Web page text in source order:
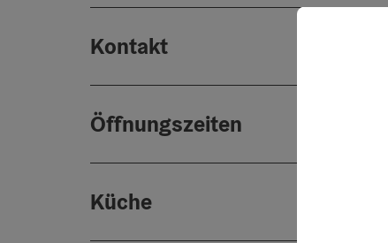
Kontakt
Öffnungszeiten
Küche